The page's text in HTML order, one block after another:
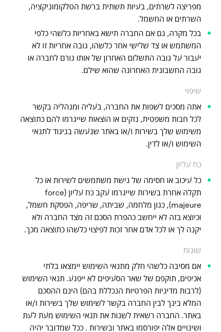
מפריצה לשרתים, בעיות תשתית ברשת הטלקומוניקציה,
השרתים או החשמל.
בכל מקרה, גם אם החברה תישא באחריות כלשהי כלפי
המשתמש או צד שלישי אחר כלשהו, גובה אחריות זו לא
יעבור על גובה התשלום האחרון של אותו גורם לחברה או
גובה החשבונית האחרונה שהוא שילם.
שיפוי
אתה מסכים לשפות את החברה, בעליה ומנהליה בקשר
לכל חבות משפטית, נזקים או הוצאות שייגרמו להם כתוצאה
משימוש שלך בשירות ו/או באתר שנעשה בניגוד לתנאי
השימוש ו/או לדין.
כח עליון
כל עיכוב או חסימה של גישת משתמשים לשירות או כל
תקלה אחרת בשירות שייגרמו עקב כח עליון (force
majeure), כגון מלחמה, שביתה, שריפה, הפסקת חשמל,
וכיוצא בזה לא ייחשב כהפרת הסכם זה מצד החברה ולא
יקנה לך או לכל אדם אחר זכות לפיצוי כלשהו כתוצאה מכך.
שונות
אם מסיבה כלשהי חלק מתנאי השימוש יימצאו בלתי
אכיפים, תוקפם של שאר הסעיפים לא ייפגע. תנאי השימוש
(לרבות מדיניות הפרטיות הנכללת בהם) הינם ההסכם
המלא בינך לבין החברה בקשר לשימוש שלך בשירות ו/או
באתר. החברה רשאית לשנות את תנאי השימוש מעת לעת
ושינויים אלה יפורסמו באתר ובשירות . ככל שמדובר יהיה